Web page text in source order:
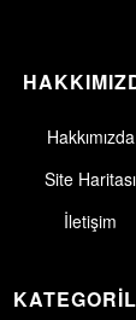
Hakkımızda
Site Haritası
İletişim